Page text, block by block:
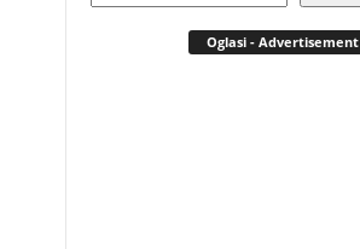
Oglasi - Advertisement